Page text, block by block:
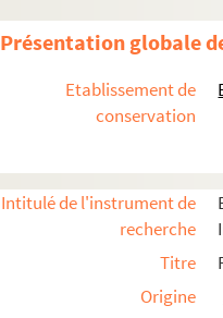
Présentation globale
Etablissement de
conservation
Intitulé de l'instrument de
recherche
Titre
Origine
Huis-clos (1981 ;
Le pavé dans
L'école des maris
Ca ira comme ça
L'extravagant
Les exilés (1983 ;
Les sincères (1983 ;
Le chandelier